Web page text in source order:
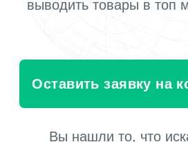
пожаловать в MP RATING!
Выберите
для продвижения